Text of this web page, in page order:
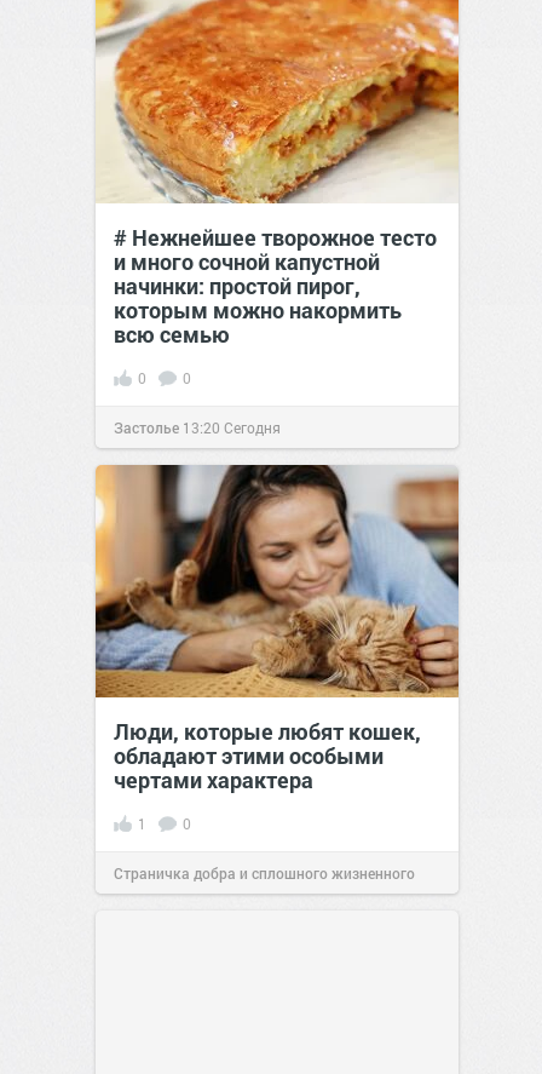
# Нежнейшее творожное тесто
и много сочной капустной
начинки: простой пирог,
которым можно накормить
всю семью
0 0
Застолье 13:20 Сегодня
Люди, которые любят кошек,
обладают этими особыми
чертами характера
1 0
Страничка добра и сплошного жизненного